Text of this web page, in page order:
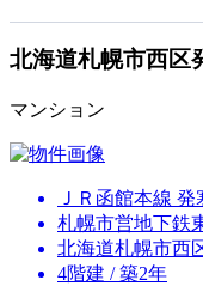
北海道札幌市西区
マンション
ＪＲ函館本線
札幌市営地下鉄
北海道札幌市西
4階建 / 築2年